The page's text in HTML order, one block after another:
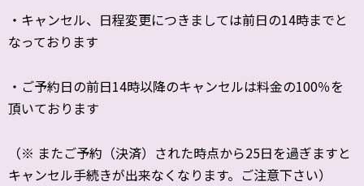
・キャンセル、日程変更につきましては前日の14時までと
なっております
・ご予約日の前日14時以降のキャンセルは料金の100％を
頂いております
（※ またご予約（決済）された時点から25日を過ぎますと
キャンセル手続きが出来なくなります。ご注意下さい）